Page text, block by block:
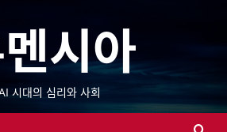
시아
시대의 심리와 사회